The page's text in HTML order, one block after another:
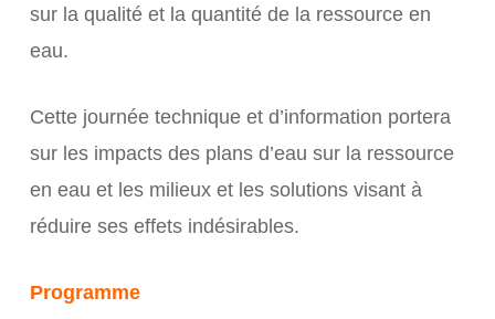
sur la qualité et la quantité de la ressource en
eau.
Cette journée technique et d’information portera
sur les impacts des plans d’eau sur la ressource
en eau et les milieux et les solutions visant à
réduire ses effets indésirables.
Programme